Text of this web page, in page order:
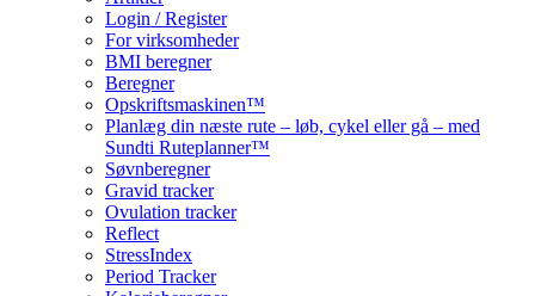
Login / Register
For virksomheder
BMI beregner
Beregner
Opskriftsmaskinen™
Planlæg din næste rute – løb, cykel eller gå – med
Sundti Ruteplanner™
Søvnberegner
Gravid tracker
Ovulation tracker
Reflect
StressIndex
Period Tracker